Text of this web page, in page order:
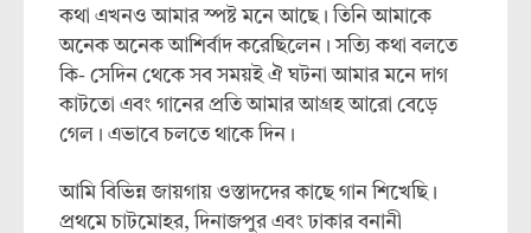
কথা এখনও আমার স্পষ্ট মনে আছে। তিনি আমাকে
অনেক অনেক আশির্বাদ করেছিলেন। সত্যি কথা বলতে
কি- সেদিন থেকে সব সময়ই ঐ ঘটনা আমার মনে দাগ
কাটতো এবং গানের প্রতি আমার আগ্রহ আরো বেড়ে
গেল। এভাবে চলতে থাকে দিন।
আমি বিভিন্ন জায়গায় ওস্তাদদের কাছে গান শিখেছি।
প্রথমে চাটমোহর, দিনাজপুর এবং ঢাকার বনানী